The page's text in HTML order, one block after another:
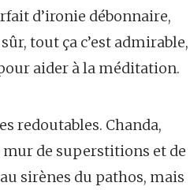
d’ironie débonnaire,
tout ça c’est admirable,
aider à la méditation.
redoutables. Chanda,
de superstitions et de
sirènes du pathos, mais